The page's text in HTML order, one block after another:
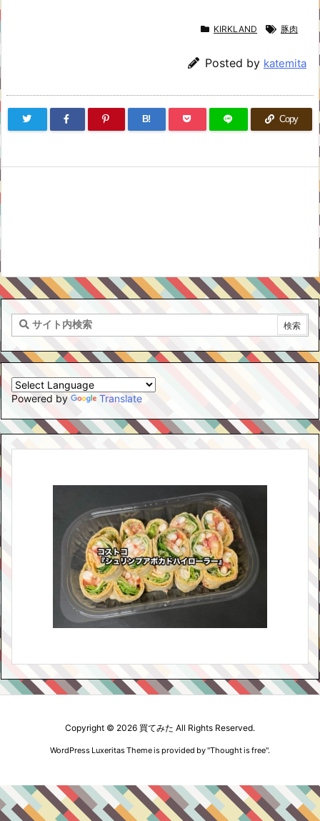
KIRKLAND 豚肉
Posted by katemita
B! Copy
Powered by Translate
Copyright © 2026 買てみた All Rights Reserved.
WordPress Luxeritas Theme is provided by "Thought is free".